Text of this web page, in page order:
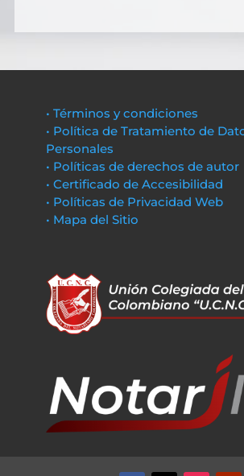
• Términos y condiciones
• Política de Tratamiento de
Personales
• Políticas de derechos de autor
• Certificado de Accesibilidad
• Políticas de Privacidad Web
• Mapa del Sitio